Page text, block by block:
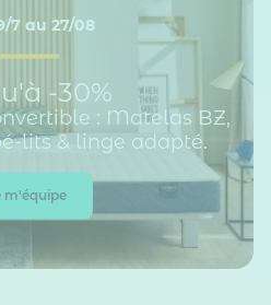
7 au 27/08
-30%
: Matelas BZ,
lits & linge adapté.
m'équipe